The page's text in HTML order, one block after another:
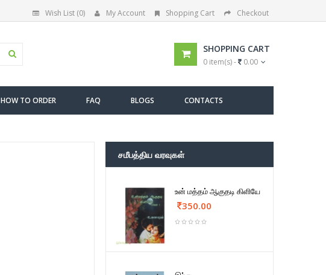
Wish List (0) My Account Shopping Cart Checkout
SHOPPING CART
0 item(s) - 0.00
HOW TO ORDER FAQ BLOGS CONTACTS
சமீபத்திய வரவுகள்
உன் மத்தம் ஆகுதடி கிளியே
350.00